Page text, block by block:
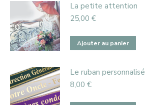
du
La petite attention
25,00 €
Ajouter au panier
Le ruban personnalisé
8,00 €